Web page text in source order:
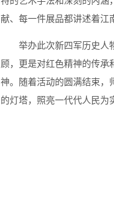
献、每一件展品都讲述着江
举办此次新四军历史人
顾，更是对红色精神的传承
神。随着活动的圆满结束，
的灯塔，照亮一代代人民为